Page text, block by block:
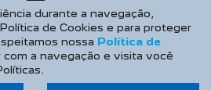
o outro salva
durante a navegação,
de Cookies e para proteger
nossa Política de
com a navegação e visita você